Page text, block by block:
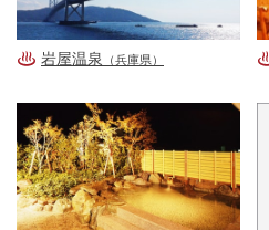
岩屋温泉 （兵庫県）